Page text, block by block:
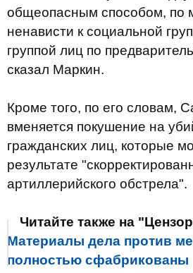
общеопасным способом, по
ненависти к социальной
группой лиц по
сказал Маркин.
Кроме того, по его словам,
вменяется покушение на
гражданских лиц, которые
результате
артиллерийского обстрела".
Читайте также на
Материалы дела против
полностью сфабрикованы